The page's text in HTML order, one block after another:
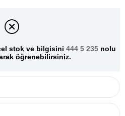
stok ve bilgisini 444 5 235 nolu
öğrenebilirsiniz.